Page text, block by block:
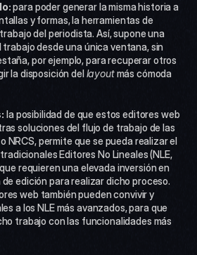
para poder generar la misma historia a
y formas, la herramientas de
del periodista. Así, supone una
desde una única ventana, sin
por ejemplo, para recuperar otros
la disposición del layout más cómoda
la posibilidad de que estos editores web
soluciones del flujo de trabajo de las
NRCS, permite que se pueda realizar el
Editores No Lineales (NLE,
requieren una elevada inversión en
edición para realizar dicho proceso.
web también pueden convivir y
a los NLE más avanzados, para que
trabajo con las funcionalidades más